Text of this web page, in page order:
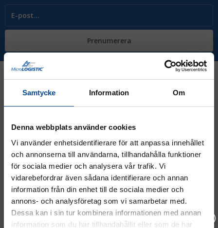
Samtycke Information Om
Denna webbplats använder cookies
Vi använder enhetsidentifierare för att anpassa innehållet
och annonserna till användarna, tillhandahålla funktioner
för sociala medier och analysera vår trafik. Vi
vidarebefordrar även sådana identifierare och annan
information från din enhet till de sociala medier och
annons- och analysföretag som vi samarbetar med.
Dessa kan i sin tur kombinera informationen med annan
information som du har tillhandahållit eller som de har
Prenumerera
Kontakt
08 - 544 401 50
info@micrologistic.com
order@micrologistic.com
support@micrologistic.com
Tumstocksvägen 11 A (karta)
187 66 Täby